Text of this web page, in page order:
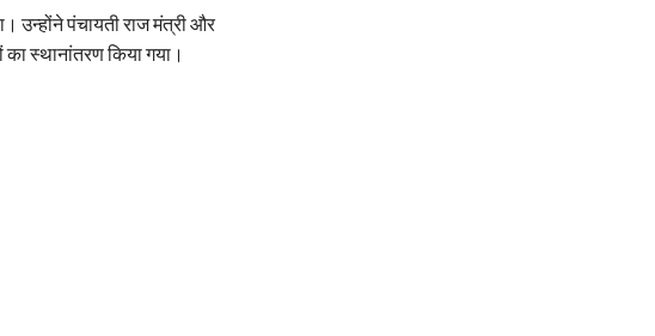
उन्होंने पंचायती राज मंत्री और
स्थानांतरण किया गया।